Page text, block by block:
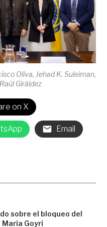
sobre el bloqueo del
Goyri
Oliva, Jehad K. Suleiman,
Giráldez
on X
Email